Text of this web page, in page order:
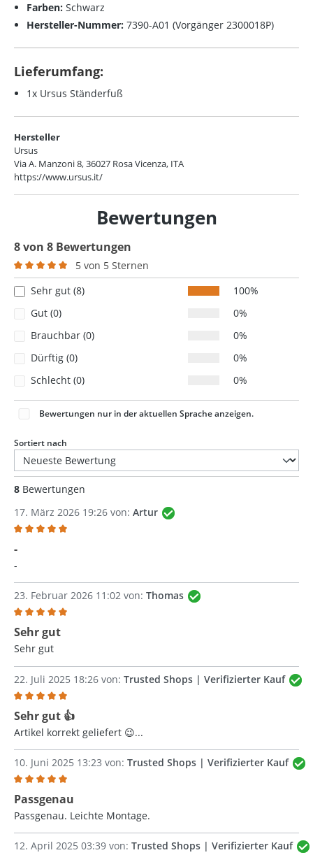
Farben: Schwarz
Hersteller-Nummer: 7390-A01 (Vorgänger 2300018P)
Lieferumfang:
1x Ursus Ständerfuß
Hersteller
Ursus
Via A. Manzoni 8, 36027 Rosa Vicenza, ITA
https://www.ursus.it/
Bewertungen
8 von 8 Bewertungen
Durchschnittliche Bewertung von 5 von 5 Sternen
5 von 5 Sternen
Sehr gut (8)
100%
Gut (0)
0%
Brauchbar (0)
0%
Dürftig (0)
0%
Schlecht (0)
0%
Bewertungen nur in der aktuellen Sprache anzeigen.
Sortiert nach
8 Bewertungen
17. März 2026 19:26 von: Artur
-
-
23. Februar 2026 11:02 von: Thomas
Bewertung mit 5 von 5 Sternen
Sehr gut
Sehr gut
22. Juli 2025 18:26 von: Trusted Shops | Verifizierter Kauf
Bewertung mit 5 von 5 Sternen
Sehr gut 👍
Artikel korrekt geliefert 😉...
10. Juni 2025 13:23 von: Trusted Shops | Verifizierter Kauf
Bewertung mit 5 von 5 Sternen
Passgenau
Passgenau. Leichte Montage.
12. April 2025 03:39 von: Trusted Shops | Verifizierter Kauf